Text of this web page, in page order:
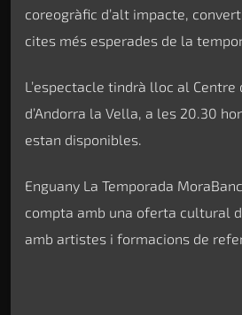
coreogràfic d’alt impacte,
cites més esperades de la
L’espectacle tindrà lloc al Centre
d’Andorra la Vella, a les 20.30
estan disponibles.
Enguany La Temporada
compta amb una oferta cultural
amb artistes i formacions de